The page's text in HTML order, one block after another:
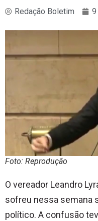
Redação Boletim 9
Foto: Reprodução
O vereador Leandro
sofreu nessa semana
político. A confusão